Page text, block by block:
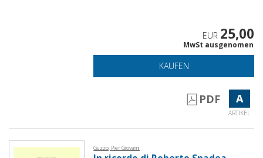
EUR 25,00
MwSt ausgenomen
KAUFEN
PDF A
ARTIKEL
Guzzo, Pier Giovanni